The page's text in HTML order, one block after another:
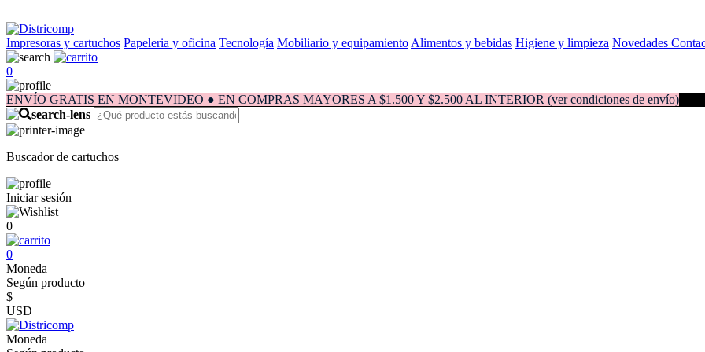
Impresoras y cartuchos Papeleria y oficina Tecnología Mobiliario y equipamiento Alimentos y bebidas Higiene y limpieza Novedades
0
ENVÍO GRATIS EN MONTEVIDEO ● EN COMPRAS MAYORES A $1.500 Y $2.500 AL INTERIOR (ver condiciones de envío)
Buscador de cartuchos
Iniciar sesión
0
0
Moneda
Según producto
$
USD
Moneda